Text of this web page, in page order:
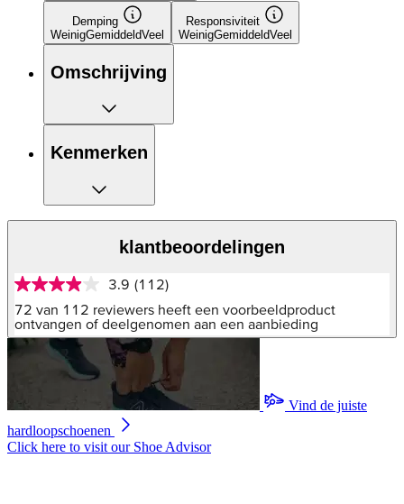
Demping
WeinigGemiddeldVeel
Responsiviteit
WeinigGemiddeldVeel
Omschrijving
Kenmerken
klantbeoordelingen
3.9
van
5
sterren,
gemiddelde
scorewaarde.
Reviews.
paginalink.
3.9 (112)
72 van 112 reviewers heeft een voorbeeldproduct
ontvangen of deelgenomen aan een aanbieding
Vind de juiste
hardloopschoenen
Click here to visit our Shoe Advisor